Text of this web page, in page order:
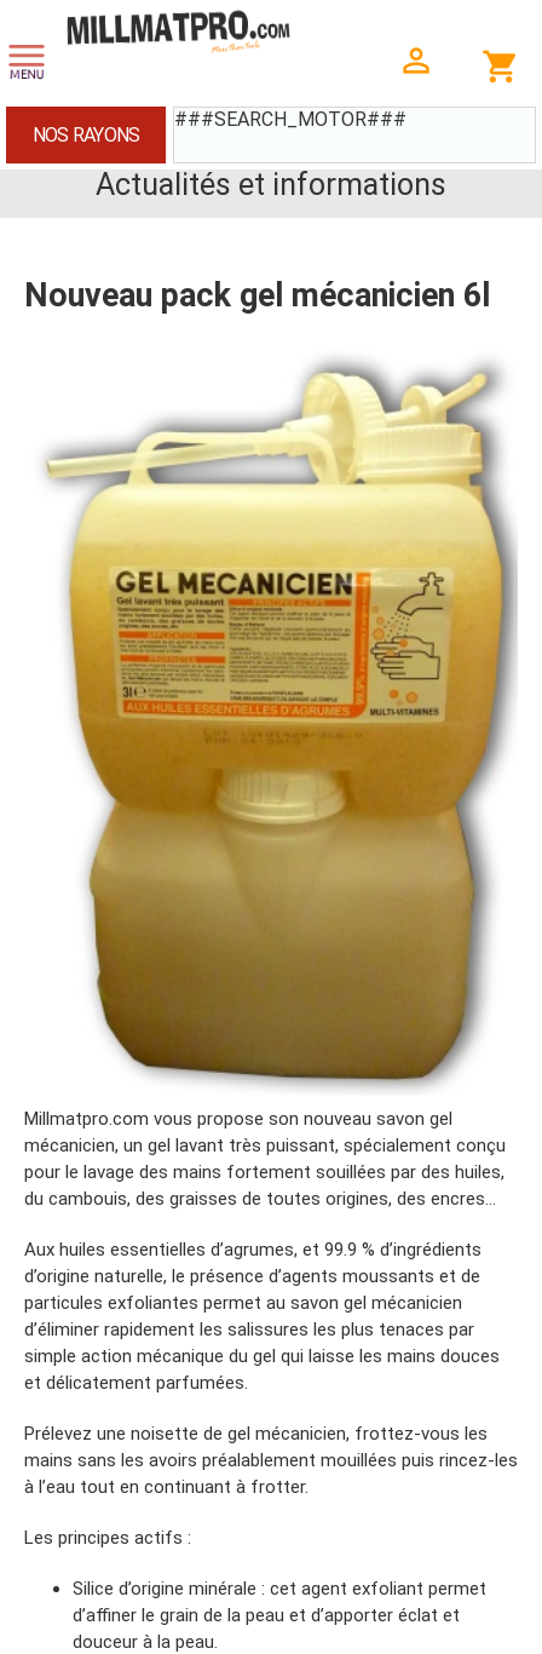
###SEARCH_MOTOR###
NOS RAYONS
Actualités et informations
Nouveau pack gel mécanicien 6l
Millmatpro.com vous propose son nouveau savon gel
mécanicien, un gel lavant très puissant, spécialement conçu
pour le lavage des mains fortement souillées par des huiles,
du cambouis, des graisses de toutes origines, des encres…
Aux huiles essentielles d’agrumes, et 99.9 % d’ingrédients
d’origine naturelle, le présence d’agents moussants et de
particules exfoliantes permet au savon gel mécanicien
d’éliminer rapidement les salissures les plus tenaces par
simple action mécanique du gel qui laisse les mains douces
et délicatement parfumées.
Prélevez une noisette de gel mécanicien, frottez-vous les
mains sans les avoirs préalablement mouillées puis rincez-les
à l’eau tout en continuant à frotter.
Les principes actifs :
Silice d’origine minérale : cet agent exfoliant permet
d’affiner le grain de la peau et d’apporter éclat et
douceur à la peau.